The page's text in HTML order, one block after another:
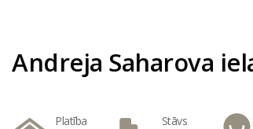
Andreja Saharova
Platība Stāvs